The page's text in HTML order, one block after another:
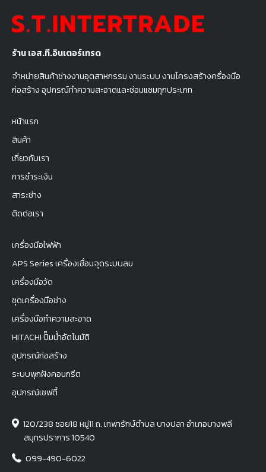
ร้าน เอส.ที.อินเตอร์เทรด
จำหน่ายสินค้าช่างงานอุตสาหกรรม งานระบบ งานโครงสร้างครื่องมือ
ก่อสร้าง อุปกรณ์ทำความสะอาดและซ่อมแซมทุกประเภท
หน้าแรก
สินค้า
เกี่ยวกับเรา
การชำระเงิน
สาระช่าง
ติดต่อเรา
เครื่องมือไฟฟ้า
APS Series เครื่องเชื่อมจุดระบบลม
เครื่องมือวัด
ชุดเครื่องมือช่าง
เครื่องมือทำความสะอาด
HITACHI ปั๊มน้ำอัตโนมัติ
อุปกรณ์ก่อสร้าง
ระบบพุกฝังคอนกรีต
อุปกรณ์เซฟตี้
120/238 ซอย18 หมู่11 ถ. เทพารักษ์ตำบล บางปลา อำเภอบางพลี
สมุทรปราการ 10540
099-490-6022